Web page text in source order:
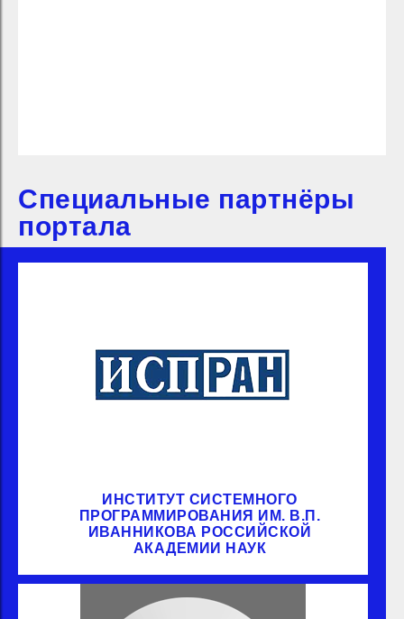
Специальные партнёры
портала
ИНСТИТУТ СИСТЕМНОГО
ПРОГРАММИРОВАНИЯ ИМ. В.П.
ИВАННИКОВА РОССИЙСКОЙ
АКАДЕМИИ НАУК